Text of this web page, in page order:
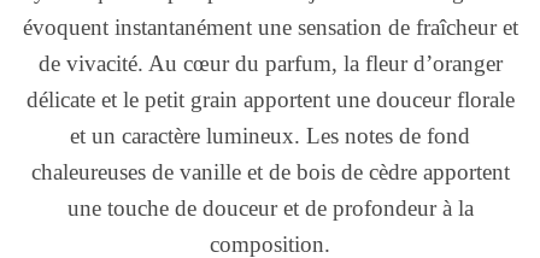
évoquent instantanément une sensation de fraîcheur et
de vivacité. Au cœur du parfum, la fleur d’oranger
délicate et le petit grain apportent une douceur florale
et un caractère lumineux. Les notes de fond
chaleureuses de vanille et de bois de cèdre apportent
une touche de douceur et de profondeur à la
composition.